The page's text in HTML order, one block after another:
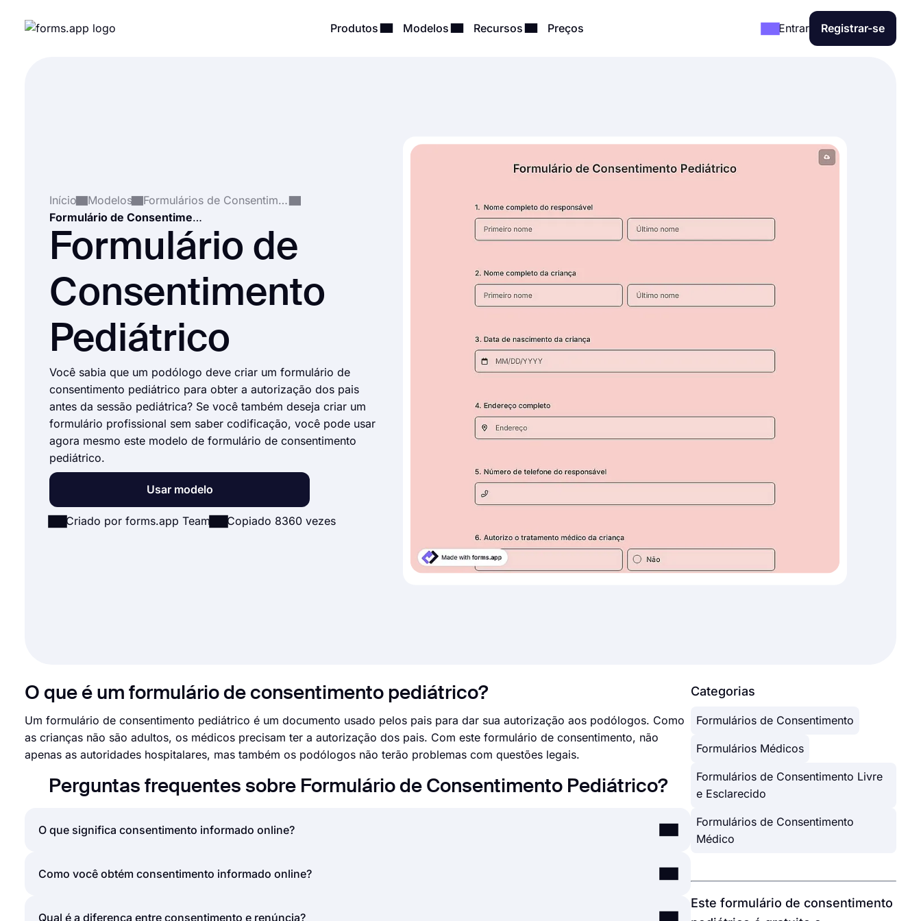
Produtos Modelos Recursos Preços Entrar Registrar-se
Início Modelos
Formulários de Consentimento
Formulário de Consentimento Pediátrico
Formulário de
Consentimento
Pediátrico
Você sabia que um podólogo deve criar um formulário de
consentimento pediátrico para obter a autorização dos pais
antes da sessão pediátrica? Se você também deseja criar um
formulário profissional sem saber codificação, você pode usar
agora mesmo este modelo de formulário de consentimento
pediátrico.
Usar modelo
Criado por forms.app Team Copiado 8360 vezes
O que é um formulário de consentimento pediátrico?
Um formulário de consentimento pediátrico é um documento usado pelos pais para dar sua autorização aos podólogos. Como
as crianças não são adultos, os médicos precisam ter a autorização dos pais. Com este formulário de consentimento, não
apenas as autoridades hospitalares, mas também os podólogos não terão problemas com questões legais.
Perguntas frequentes sobre Formulário de Consentimento Pediátrico?
O que significa consentimento informado online?
O consentimento informado é o processo de obtenção do consentimento de uma segunda parte depois de lhe explicar os
Como você obtém consentimento informado online?
Obter consentimento online não é substancialmente diferente de obter consentimento em papel. Em ambos os casos, você
Qual é a diferença entre consentimento e renúncia?
Categorias
Formulários de Consentimento
Formulários Médicos
Formulários de Consentimento Livre
e Esclarecido
Formulários de Consentimento
Médico
Este formulário de consentimento